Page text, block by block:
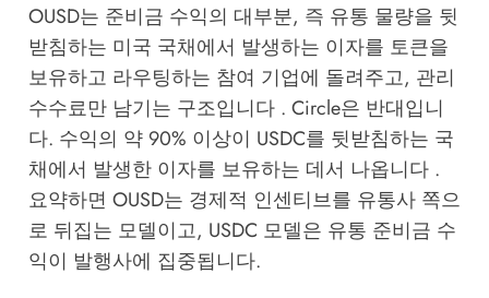
OUSD는 준비금 수익의 대부분, 즉 유통 물량을 뒷
받침하는 미국 국채에서 발생하는 이자를 토큰을
보유하고 라우팅하는 참여 기업에 돌려주고, 관리
수수료만 남기는 구조입니다 . Circle은 반대입니
다. 수익의 약 90% 이상이 USDC를 뒷받침하는 국
채에서 발생한 이자를 보유하는 데서 나옵니다 .
요약하면 OUSD는 경제적 인센티브를 유통사 쪽으
로 뒤집는 모델이고, USDC 모델은 유통 준비금 수
익이 발행사에 집중됩니다.